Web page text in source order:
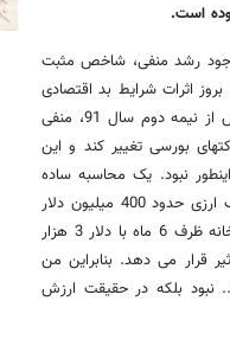
است.
وجود رشد منفی، شاخص مثبت
اثرات شرایط بد اقتصادی
را روی شاخص بورس نمی داد، شوک ارزی در سال 91 بود. اگر این شوک نبود، شاخص از نیمه دوم سال 91، منفی
بورسی تغییر کند و این
نبود. یک محاسبه ساده
بطن این توهم را نشان می دهد. فرض کنید یک کارخانه فولاد در بورس پیش از شوک ارزی حدود 400 میلیون دلار
ارزش داشت. 400 میلیون دلار با ارز هزار تومان می‌شد 400 میلیارد تومان. همین کارخانه ظرف 6 ماه با دلار 3 هزار
تحت تأثیر قرار می دهد. بنابراین من
نبود بلکه در حقیقت ارزش